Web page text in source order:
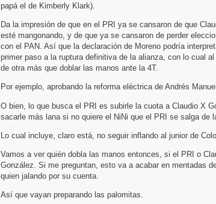
papá el de Kimberly Klark).
Da la impresión de que en el PRI ya se cansaron de que
esté mangonando, y de que ya se cansaron de perder
con el PAN. Así que la declaración de Moreno podría
primer paso a la ruptura definitiva de la alianza, con lo cual
de otra más que doblar las manos ante la 4T.
Por ejemplo, aprobando la reforma eléctrica de Andrés
O bien, lo que busca el PRI es subirle la cuota a Claudio X
sacarle más lana si no quiere el NiNi que el PRI se salga de
Lo cual incluye, claro está, no seguir inflando al junior de
Vamos a ver quién dobla las manos entonces, si el PRI o
González. Si me preguntan, esto va a acabar en mentadas
quien jalando por su cuenta.
Así que vayan preparando las palomitas.